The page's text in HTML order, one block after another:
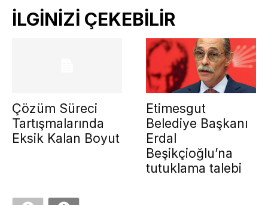
İLGİNİZİ ÇEKEBİLİR
Çözüm Süreci
Tartışmalarında
Eksik Kalan Boyut
Etimesgut
Belediye Başkanı
Erdal
Beşikçioğlu’na
tutuklama talebi